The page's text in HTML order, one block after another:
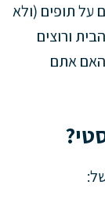
על תופים (ולא
ורוצים
אתם